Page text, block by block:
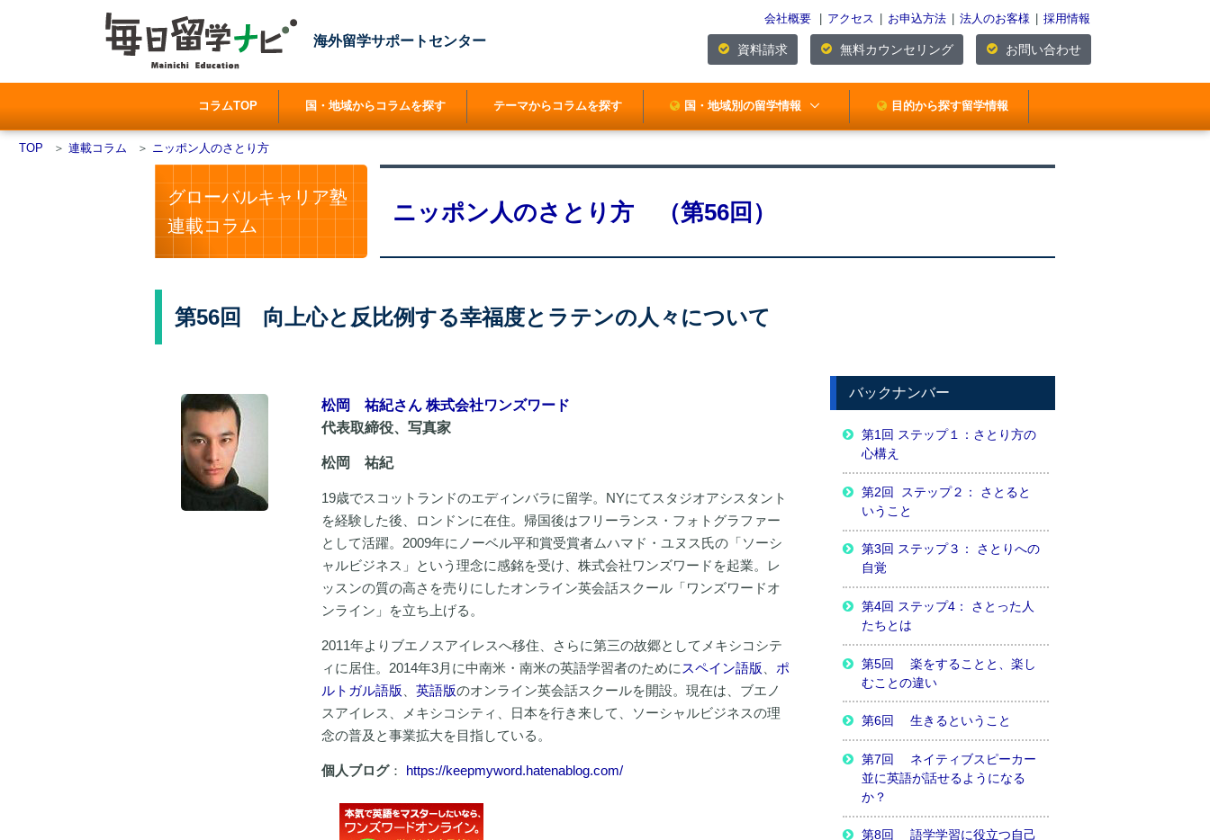
海外留学サポートセンター
会社概要 アクセス お申込方法 法人のお客様 採用情報
資料請求 無料カウンセリング お問い合わせ
コラムTOP 国・地域からコラムを探す テーマからコラムを探す 国・地域別の留学情報 目的から探す留学情報
TOP ＞ 連載コラム ＞ ニッポン人のさとり方
グローバルキャリア塾
連載コラム
ニッポン人のさとり方 （第56回）
第56回 向上心と反比例する幸福度とラテンの人々について
松岡 祐紀さん 株式会社ワンズワード
代表取締役、写真家
松岡 祐紀
19歳でスコットランドのエディンバラに留学。NYにてスタジオアシスタント
を経験した後、ロンドンに在住。帰国後はフリーランス・フォトグラファー
として活躍。2009年にノーベル平和賞受賞者ムハマド・ユヌス氏の「ソーシ
ャルビジネス」という理念に感銘を受け、株式会社ワンズワードを起業。レ
ッスンの質の高さを売りにしたオンライン英会話スクール「ワンズワードオ
ンライン」を立ち上げる。
2011年よりブエノスアイレスへ移住、さらに第三の故郷としてメキシコシテ
ィに居住。2014年3月に中南米・南米の英語学習者のために スペイン語版
ポ
ルトガル語版
英語版のオンライン英会話スクールを開設。現在は、ブエノ
スアイレス、メキシコシティ、日本を行き来して、ソーシャルビジネスの理
念の普及と事業拡大を目指している。
個人ブログ： https://keepmyword.hatenablog.com/
バックナンバー
第1回 ステップ１：さとり方の
心構え
第2回 ステップ２： さとると
いうこと
第3回 ステップ３： さとりへの
自覚
第4回 ステップ4： さとった人
たちとは
第5回 楽をすることと、楽し
むことの違い
第6回 生きるということ
第7回 ネイティブスピーカー
並に英語が話せるようになる
か？
第8回 語学学習に役立つ自己